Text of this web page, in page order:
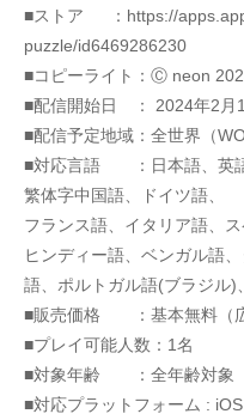
■ストア	  ：https://apps.apple.com/jp/app/dot-piece-
puzzle/id6469286230
■コピーライト：Ⓒ neon
■配信開始日　： 2024年2月
■配信予定地域：全世界（
■対応言語　　：日本語、英
繁体字中国語、ドイツ語、
フランス語、イタリア語、
ヒンディー語、ベンガル語
語、ポルトガル語(ブラジル)
■販売価格　　：基本無料（
■プレイ可能人数：1名
■対象年齢　　：全年齢対象
■対応プラットフォーム : iOS